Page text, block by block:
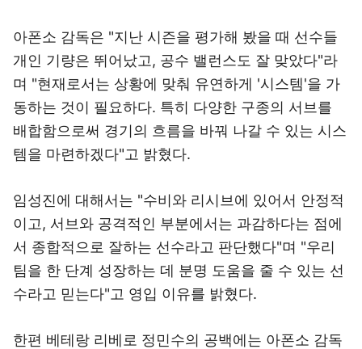
아폰소 감독은 "지난 시즌을 평가해 봤을 때 선수들
개인 기량은 뛰어났고, 공수 밸런스도 잘 맞았다"라
며 "현재로서는 상황에 맞춰 유연하게 '시스템'을 가
동하는 것이 필요하다. 특히 다양한 구종의 서브를
배합함으로써 경기의 흐름을 바꿔 나갈 수 있는 시스
템을 마련하겠다"고 밝혔다.
임성진에 대해서는 "수비와 리시브에 있어서 안정적
이고, 서브와 공격적인 부분에서는 과감하다는 점에
서 종합적으로 잘하는 선수라고 판단했다"며 "우리
팀을 한 단계 성장하는 데 분명 도움을 줄 수 있는 선
수라고 믿는다"고 영입 이유를 밝혔다.
한편 베테랑 리베로 정민수의 공백에는 아폰소 감독